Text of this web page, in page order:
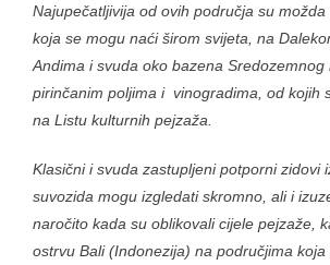
Najupečatljivija od ovih područja su
koja se mogu naći širom svijeta, na
Andima i svuda oko bazena Sredozemnog
pirinčanim poljima i vinogradima, od kojih
na Listu kulturnih pejzaža.
Klasični i svuda zastupljeni potporni zidovi
suvozida mogu izgledati skromno, ali i
naročito kada su oblikovali cijele pejzaže,
ostrvu Bali (Indonezija) na područjima